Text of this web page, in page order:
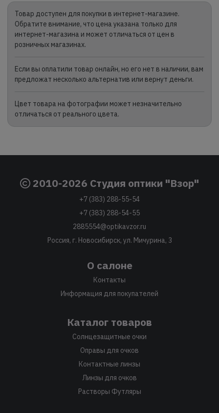
Товар доступен для покупки в интернет-магазине.
Обратите внимание, что цена указана только для
интернет-магазина и может отличаться от цен в
розничных магазинах.
Если вы оплатили товар онлайн, но его нет в наличии, вам
предложат несколько альтернатив или вернут деньги.
Цвет товара на фотографии может незначительно
отличаться от реального цвета.
2010-2026 Студия оптики "Взор"
+7 (383) 288-55-54
+7 (383) 288-54-55
2885554@optikavzor.ru
Россия, г. Новосибирск, ул. Мичурина, 3
О салоне
Контакты
Информация для покупателей
Каталог товаров
Солнцезащитные очки
Оправы для очков
Контактные линзы
Линзы для очков
Растворы Футляры